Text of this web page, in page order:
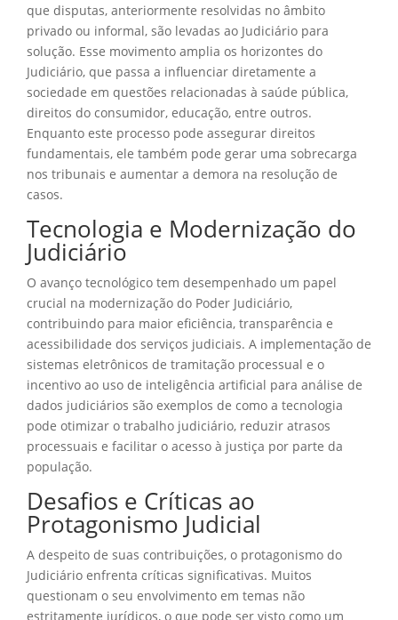
que disputas, anteriormente resolvidas no âmbito
privado ou informal, são levadas ao Judiciário para
solução. Esse movimento amplia os horizontes do
Judiciário, que passa a influenciar diretamente a
sociedade em questões relacionadas à saúde pública,
direitos do consumidor, educação, entre outros.
Enquanto este processo pode assegurar direitos
fundamentais, ele também pode gerar uma sobrecarga
nos tribunais e aumentar a demora na resolução de
casos.
Tecnologia e Modernização do
Judiciário
O avanço tecnológico tem desempenhado um papel
crucial na modernização do Poder Judiciário,
contribuindo para maior eficiência, transparência e
acessibilidade dos serviços judiciais. A implementação de
sistemas eletrônicos de tramitação processual e o
incentivo ao uso de inteligência artificial para análise de
dados judiciários são exemplos de como a tecnologia
pode otimizar o trabalho judiciário, reduzir atrasos
processuais e facilitar o acesso à justiça por parte da
população.
Desafios e Críticas ao
Protagonismo Judicial
A despeito de suas contribuições, o protagonismo do
Judiciário enfrenta críticas significativas. Muitos
questionam o seu envolvimento em temas não
estritamente jurídicos, o que pode ser visto como um